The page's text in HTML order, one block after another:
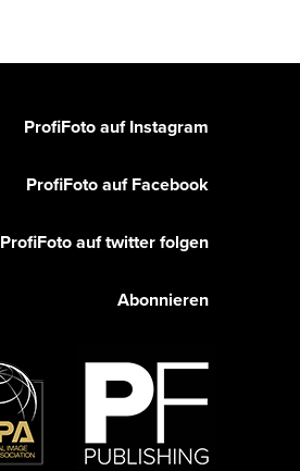
ProfiFoto auf Instagram
ProfiFoto auf Facebook
ProfiFoto auf twitter folgen
Abonnieren